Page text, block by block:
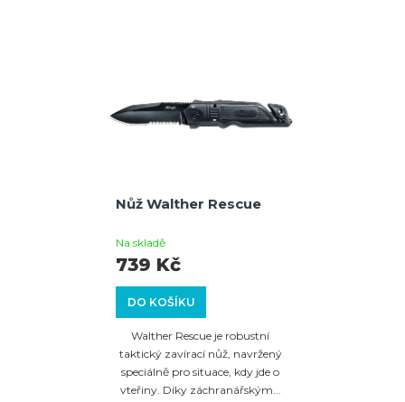
Nůž Walther Rescue
Na skladě
DO KOŠÍKU
739 Kč
Walther Rescue je robustní
taktický zavírací nůž, navržený
speciálně pro situace, kdy jde o
vteřiny. Díky záchranářským...